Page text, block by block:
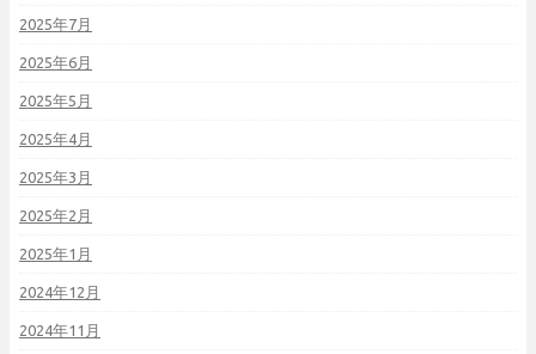
2025年7月
2025年6月
2025年5月
2025年4月
2025年3月
2025年2月
2025年1月
2024年12月
2024年11月